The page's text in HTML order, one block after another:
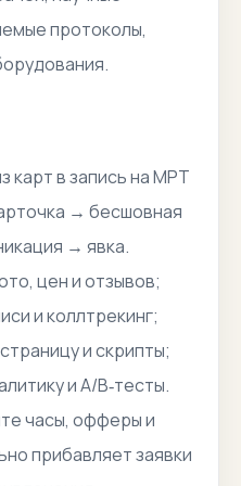
протоколы,
карт в запись на МРТ
→ бесшовная
→ явка.
цен и отзывов;
и коллтрекинг;
и скрипты;
и A/B‑тесты.
часы, офферы и
прибавляет заявки